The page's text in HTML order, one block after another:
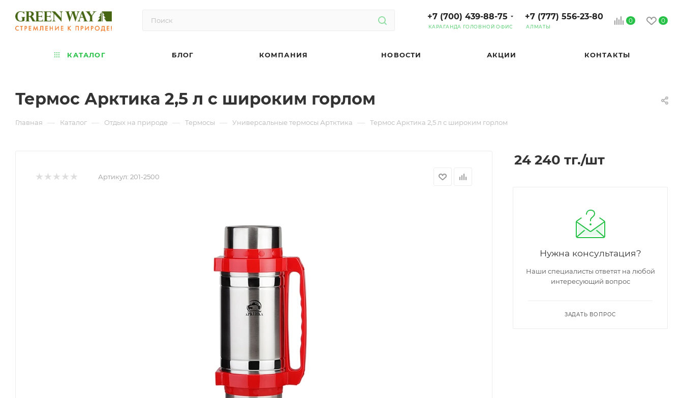
0 0
+7 (777) 556-23-80
АЛМАТЫ
+7 (700) 439-88-75
КАРАГАНДА ГОЛОВНОЙ ОФИС
КАТАЛОГ БЛОГ КОМПАНИЯ НОВОСТИ АКЦИИ КОНТАКТЫ
Термос Арктика 2,5 л с широким горлом
Главная — Каталог — Отдых на природе — Термосы — Универсальные термосы Артктика — Термос Арктика 2,5 л с широким горлом
Артикул: 201-2500
24 240 тг./шт
Нужна консультация?
Наши специалисты ответят на любой
интересующий вопрос
ЗАДАТЬ ВОПРОС